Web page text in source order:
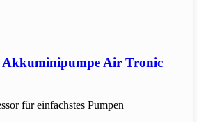
Air Tronic
für einfachstes Pumpen